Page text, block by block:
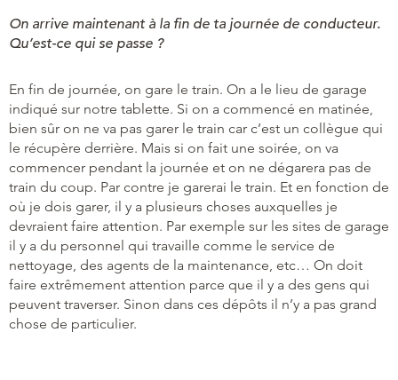
On arrive maintenant à la fin de ta journée de conducteur.
Qu’est-ce qui se passe ?
En fin de journée, on gare le train. On a le lieu de garage
indiqué sur notre tablette. Si on a commencé en matinée,
bien sûr on ne va pas garer le train car c’est un collègue qui
le récupère derrière. Mais si on fait une soirée, on va
commencer pendant la journée et on ne dégarera pas de
train du coup. Par contre je garerai le train. Et en fonction de
où je dois garer, il y a plusieurs choses auxquelles je
devraient faire attention. Par exemple sur les sites de garage
il y a du personnel qui travaille comme le service de
nettoyage, des agents de la maintenance, etc… On doit
faire extrêmement attention parce que il y a des gens qui
peuvent traverser. Sinon dans ces dépôts il n’y a pas grand
chose de particulier.